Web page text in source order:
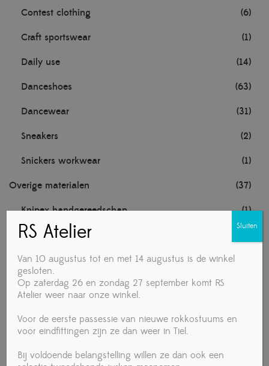
Contest clothing (6)
Craft sportswear (1)
Daily use (14)
Danceshoes (63)
Dancewear (31)
Sneakers (2)
Snickers workwear (1)
Overige materialen (37)
Knipex handgereedschap (1)
Noten
TECHNISCHE MATERIALEN
Towa handschoenen
Vrouw
Accessories
RS Atelier
Van 10 augustus tot en met 14 augustus is de winkel
gesloten.
Op zaterdag 26 en zondag 27 september komt RS
Atelier weer naar onze winkel.
Voor de eerste passessie van nieuwe rokkostuums en
voor eindfittingen zijn ze dan weer in Tiel.
Bij voldoende belangstelling willen ze dan ook een
Sluiten